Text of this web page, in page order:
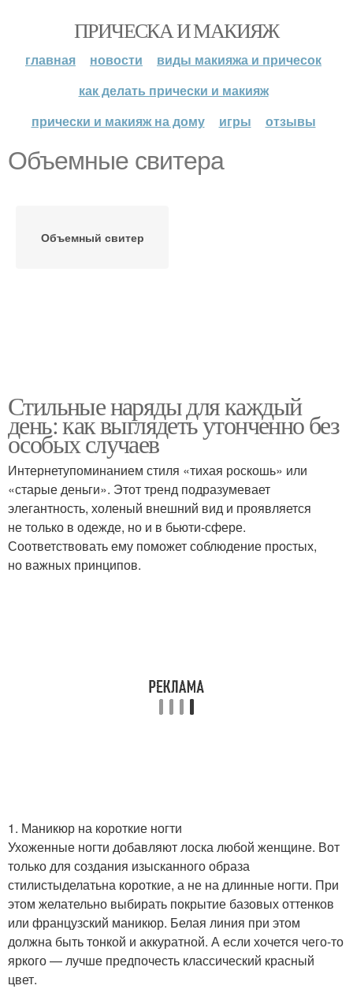
ПРИЧЕСКА И МАКИЯЖ
главная новости
виды макияжа и причесок
как делать прически и макияж
прически и макияж на дому
игры отзывы
Объемные свитера
Объемный свитер
Стильные наряды для каждый
день: как выглядеть утонченно без
особых случаев
Интернетупоминанием стиля «тихая роскошь» или
«старые деньги». Этот тренд подразумевает
элегантность, холеный внешний вид и проявляется
не только в одежде, но и в бьюти-сфере.
Соответствовать ему поможет соблюдение простых,
но важных принципов.
1. Маникюр на короткие ногти
Ухоженные ногти добавляют лоска любой женщине. Вот
только для создания изысканного образа
стилистыделатьна короткие, а не на длинные ногти. При
этом желательно выбирать покрытие базовых оттенков
или французский маникюр. Белая линия при этом
должна быть тонкой и аккуратной. А если хочется чего-то
яркого — лучше предпочесть классический красный
цвет.